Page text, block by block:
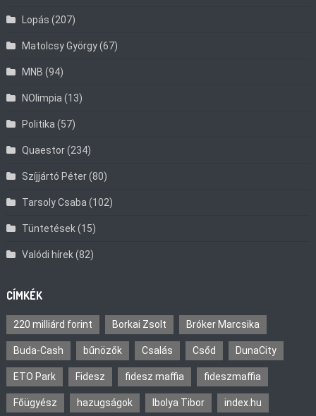
Lopás (207)
Matolcsy György(67)
MNB (94)
NOlimpia (13)
Politika (57)
Quaestor(234)
Szíjjártó Péter(80)
Tarsoly Csaba (102)
Tüntetések(15)
Valódi hírek(82)
CÍMKÉK
220 milliárd forint Borkai Zsolt Bróker Marcsika
Buda-Cash bűnözők Csalás Csőd DunaCity
ETO Park Fidesz fidesz maffia fideszmaffia
Főügyész hazugságok Ibolya Tibor index.hu